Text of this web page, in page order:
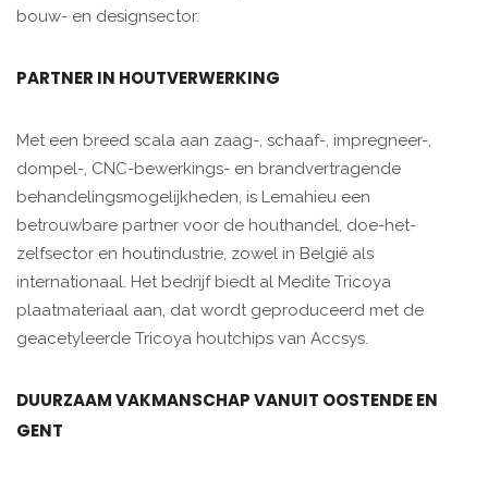
bouw- en designsector.
PARTNER IN HOUTVERWERKING
Met een breed scala aan zaag-, schaaf-, impregneer-,
dompel-, CNC-bewerkings- en brandvertragende
behandelingsmogelijkheden, is Lemahieu een
betrouwbare partner voor de houthandel, doe-het-
zelfsector en houtindustrie, zowel in België als
internationaal. Het bedrijf biedt al Medite Tricoya
plaatmateriaal aan, dat wordt geproduceerd met de
geacetyleerde Tricoya houtchips van Accsys.
DUURZAAM VAKMANSCHAP VANUIT OOSTENDE EN
GENT